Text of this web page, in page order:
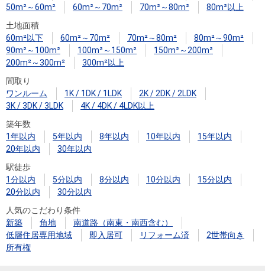
50m²～60m²
60m²～70m² 70m²～80m²
80m²以上
土地面積
60m²以下
60m²～70m² 70m²～80m²
80m²～90m²
90m²～100m²
100m²～150m²
150m²～200m²
200m²～300m²
300m²以上
間取り
ワンルーム
1K / 1DK / 1LDK
2K / 2DK / 2LDK
3K / 3DK / 3LDK
4K / 4DK / 4LDK以上
築年数
1年以内
5年以内 8年以内 10年以内
15年以内
20年以内
30年以内
駅徒歩
1分以内
5分以内 8分以内 10分以内
15分以内
20分以内
30分以内
人気のこだわり条件
新築
角地
南道路（南東・南西含む）
低層住居専用地域
即入居可 リフォーム済
2世帯向き
所有権